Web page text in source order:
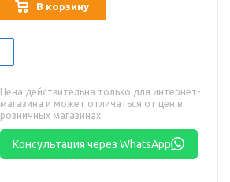
В корзину
Цена действительна только для интернет-
магазина и может отличаться от цен в
розничных магазинах
Консультация через WhatsApp